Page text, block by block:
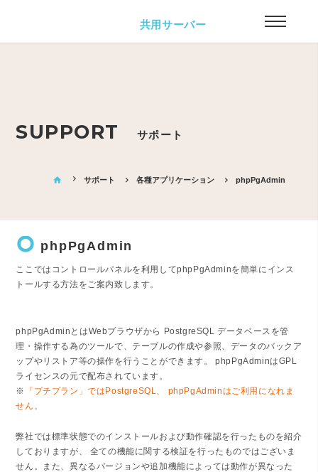
共用サーバー
SUPPORT サポート
home サポート 各種アプリケーション phpPgAdmin
trip_origin phpPgAdmin
ここではコントロールパネルを利用してphpPgAdminを簡単にインス
トールする方法をご案内致します。
phpPgAdminとはWebブラウザから PostgreSQL データベースを管
理・操作する為のツールで、テーブルの作成や参照、データのバックア
ップやリストア等の操作を行うことができます。 phpPgAdminはGPL
ライセンスの元で配布されています。
※
「プチプラン」ではPostgreSQL、 phpPgAdminはご利用になれま
せん。
弊社では標準状態でのインストールおよび動作確認を行ったものを紹介
しておりますが、 全ての機能に関する検証を行ったものではございま
せん。また、異なるバージョンや追加機能によっては動作が異なった